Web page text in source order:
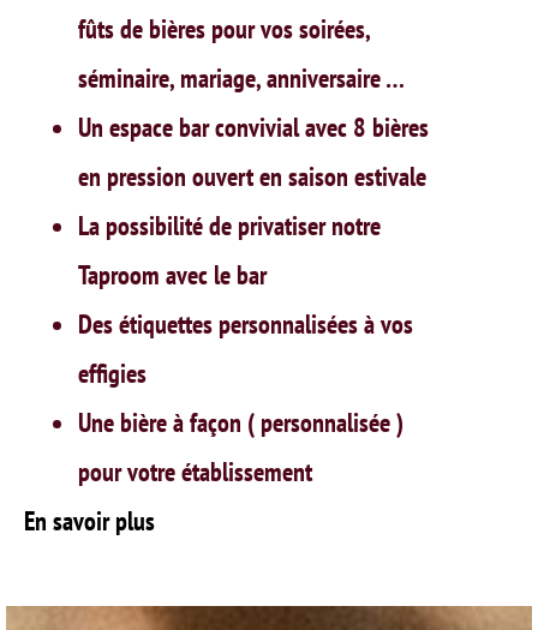
fûts de bières pour vos soirées,
séminaire, mariage, anniversaire …
Un espace bar convivial avec 8 bières
en pression ouvert en saison estivale
La possibilité de privatiser notre
Taproom avec le bar
Des étiquettes personnalisées à vos
effigies
Une bière à façon ( personnalisée )
pour votre établissement
En savoir plus